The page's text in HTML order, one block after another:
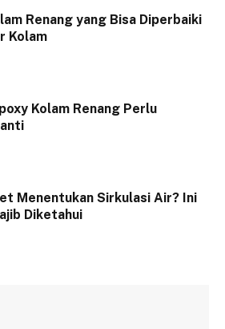
Renang yang Bisa Diperbaiki
Kolam
Kolam Renang Perlu
Menentukan Sirkulasi Air? Ini
Diketahui